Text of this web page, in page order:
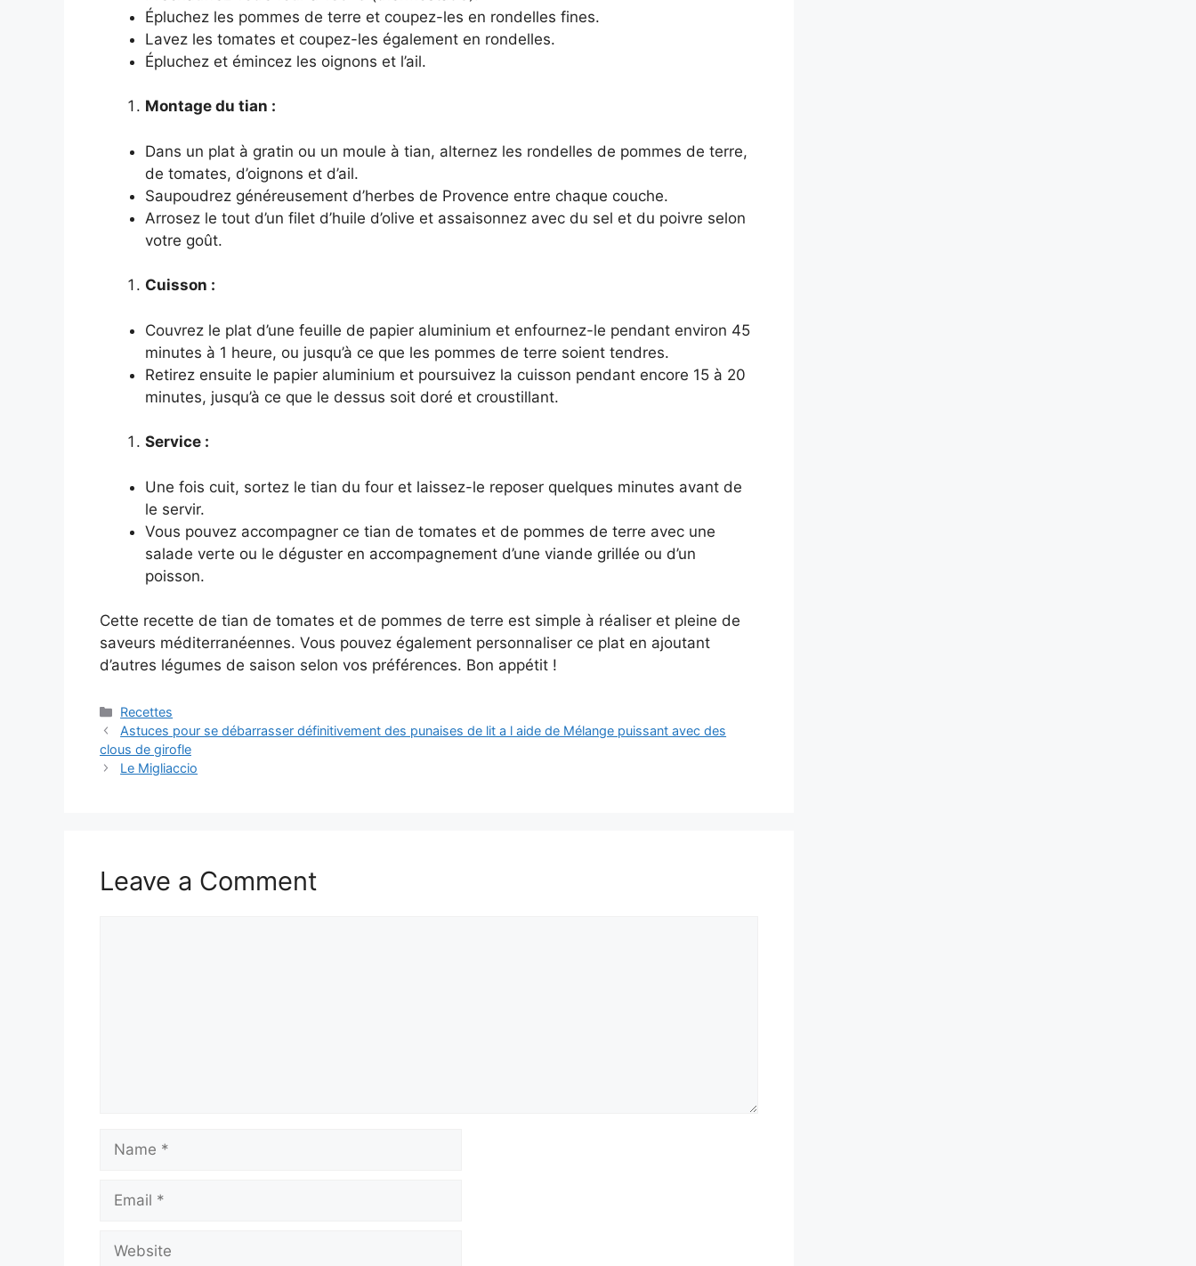
Épluchez les pommes de terre et coupez-les en rondelles fines.
Lavez les tomates et coupez-les également en rondelles.
Épluchez et émincez les oignons et l’ail.
Montage du tian :
Dans un plat à gratin ou un moule à tian, alternez les rondelles de pommes de terre,
de tomates, d’oignons et d’ail.
Saupoudrez généreusement d’herbes de Provence entre chaque couche.
Arrosez le tout d’un filet d’huile d’olive et assaisonnez avec du sel et du poivre selon
votre goût.
Cuisson :
Couvrez le plat d’une feuille de papier aluminium et enfournez-le pendant environ 45
minutes à 1 heure, ou jusqu’à ce que les pommes de terre soient tendres.
Retirez ensuite le papier aluminium et poursuivez la cuisson pendant encore 15 à 20
minutes, jusqu’à ce que le dessus soit doré et croustillant.
Service :
Une fois cuit, sortez le tian du four et laissez-le reposer quelques minutes avant de
le servir.
Vous pouvez accompagner ce tian de tomates et de pommes de terre avec une
salade verte ou le déguster en accompagnement d’une viande grillée ou d’un
poisson.
Cette recette de tian de tomates et de pommes de terre est simple à réaliser et pleine de
saveurs méditerranéennes. Vous pouvez également personnaliser ce plat en ajoutant
d’autres légumes de saison selon vos préférences. Bon appétit !
Categories
Recettes
Astuces pour se débarrasser définitivement des punaises de lit a l aide de Mélange puissant avec des
clous de girofle
Le Migliaccio
Leave a Comment